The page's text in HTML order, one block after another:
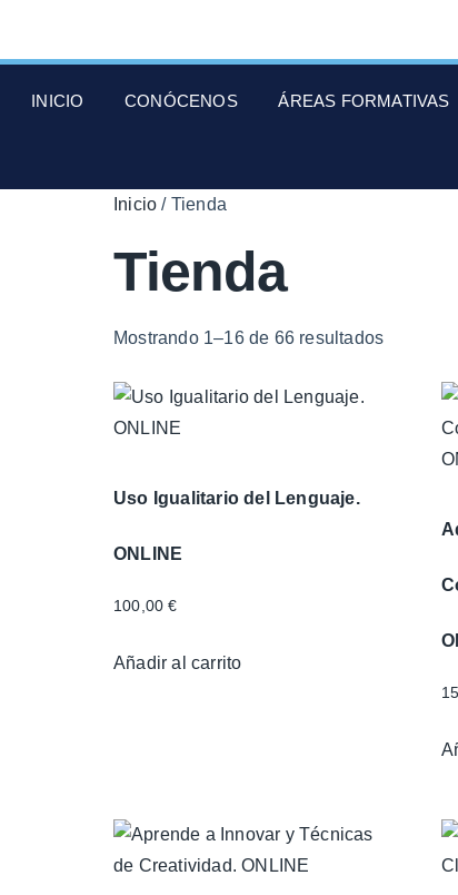
INICIO CONÓCENOS ÁREAS FORMATIVAS
Inicio / Tienda
Tienda
Mostrando 1–16 de 66 resultados
Uso Igualitario del Lenguaje.
ONLINE
100,00€
Añadir al carrito